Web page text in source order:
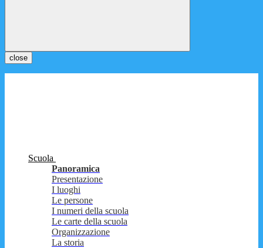
close
Scuola
Panoramica
Presentazione
I luoghi
Le persone
I numeri della scuola
Le carte della scuola
Organizzazione
La storia